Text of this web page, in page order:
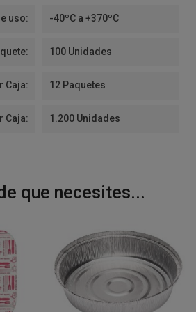
uso: -40ºC a +370ºC
100 Unidades
Caja: 12 Paquetes
Caja: 1.200 Unidades
que necesites...